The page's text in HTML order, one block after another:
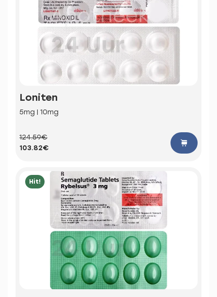
Loniten
5mg | 10mg
124.59€
103.82€
Hit!